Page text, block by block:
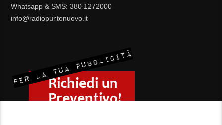
Whatsapp & SMS: 380 1272000
info@radiopuntonuovo.it